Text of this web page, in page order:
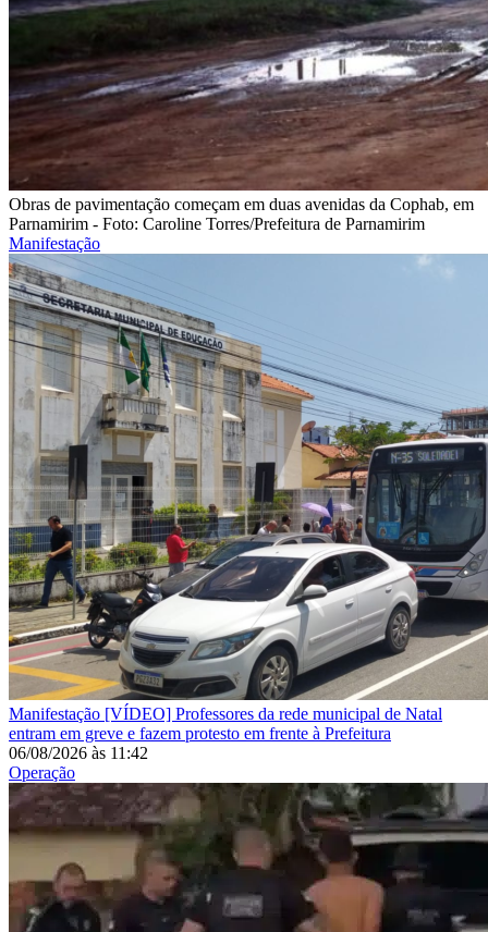
Obras de pavimentação começam em duas avenidas da Cophab, em
Parnamirim - Foto: Caroline Torres/Prefeitura de Parnamirim
Manifestação
Manifestação [VÍDEO] Professores da rede municipal de Natal
entram em greve e fazem protesto em frente à Prefeitura
06/08/2026 às 11:42
Operação